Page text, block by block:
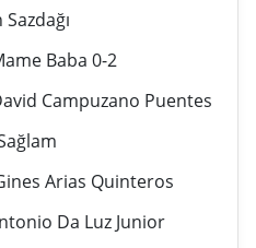
Baba 0-2
Campuzano Puentes
Arias Quinteros
Da Luz Junior